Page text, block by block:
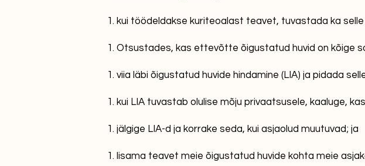
kui töödeldakse kuriteoalast teavet, tuvastada ka
Otsustades, kas ettevõtte õigustatud huvid on kõige
viia läbi õigustatud huvide hindamine (LIA) ja pidada
kui LIA tuvastab olulise mõju privaatsusele, kaaluge,
jälgige LIA-d ja korrake seda, kui asjaolud muutuvad; ja
lisama teavet meie õigustatud huvide kohta meie